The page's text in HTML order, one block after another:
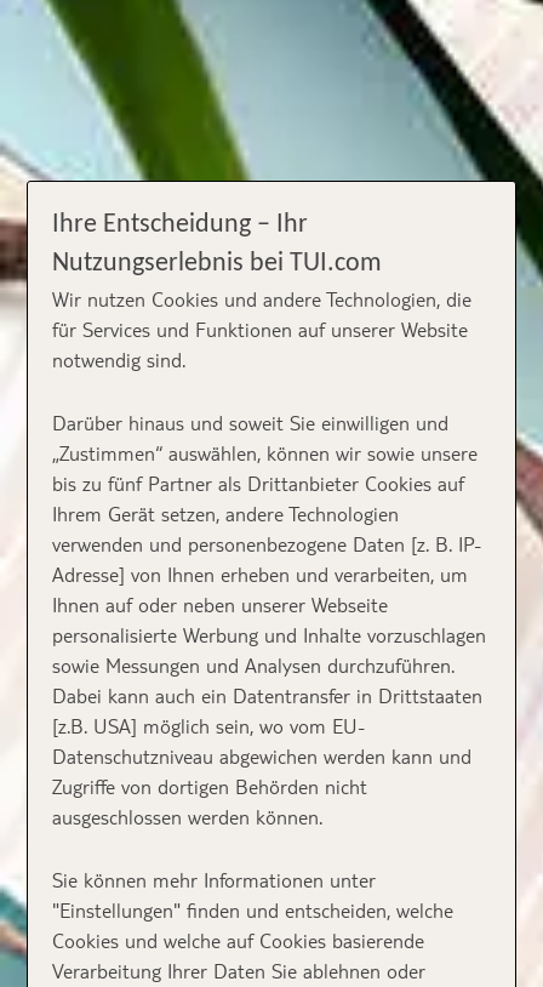
Ihre Entscheidung – Ihr
Nutzungserlebnis bei TUI.com
Wir nutzen Cookies und andere Technologien, die
für Services und Funktionen auf unserer Website
notwendig sind.
Darüber hinaus und soweit Sie einwilligen und
„Zustimmen“ auswählen, können wir sowie unsere
bis zu fünf Partner als Drittanbieter Cookies auf
Ihrem Gerät setzen, andere Technologien
verwenden und personenbezogene Daten [z. B. IP-
Adresse] von Ihnen erheben und verarbeiten, um
Ihnen auf oder neben unserer Webseite
personalisierte Werbung und Inhalte vorzuschlagen
sowie Messungen und Analysen durchzuführen.
Dabei kann auch ein Datentransfer in Drittstaaten
[z.B. USA] möglich sein, wo vom EU-
Datenschutzniveau abgewichen werden kann und
Zugriffe von dortigen Behörden nicht
ausgeschlossen werden können.
Sie können mehr Informationen unter
"Einstellungen" finden und entscheiden, welche
Cookies und welche auf Cookies basierende
Verarbeitung Ihrer Daten Sie ablehnen oder